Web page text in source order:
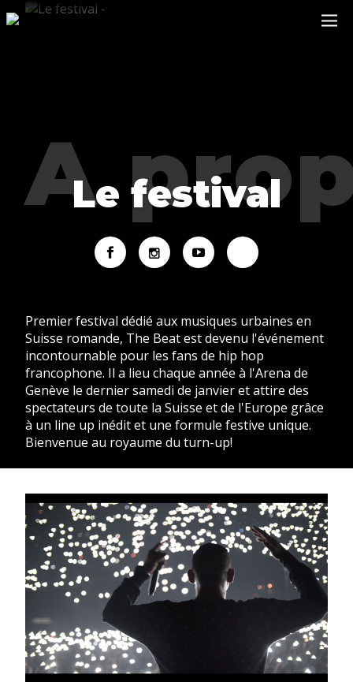
Le festival
Premier festival dédié aux musiques urbaines en
Suisse romande, The Beat est devenu l'événement
incontournable pour les fans de hip hop
francophone. Il a lieu chaque année à l'Arena de
Genève le dernier samedi de janvier et attire des
spectateurs de toute la Suisse et de l'Europe grâce
à un line up inédit et une formule festive unique.
Bienvenue au royaume du turn-up!